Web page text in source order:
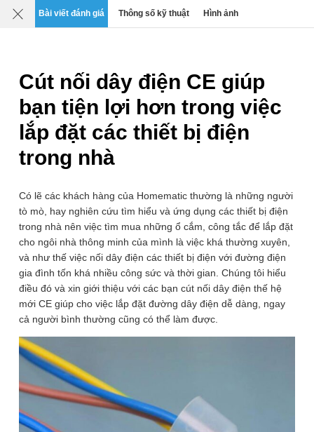
Mô tả Chi tiết Đánh giá SP liên quan
Bài viết đánh giá Thông số kỹ thuật Hình ảnh
Cút nối dây điện CE giúp
bạn tiện lợi hơn trong việc
lắp đặt các thiết bị điện
trong nhà
Có lẽ các khách hàng của Homematic thường là những người
tò mò, hay nghiên cứu tìm hiểu và ứng dụng các thiết bị điện
trong nhà nên việc tìm mua những ổ cắm, công tắc để lắp đặt
cho ngôi nhà thông minh của mình là việc khá thường xuyên,
và như thế việc nối dây điện các thiết bị điện với đường điện
gia đình tốn khá nhiều công sức và thời gian. Chúng tôi hiểu
điều đó và xin giới thiệu với các bạn cút nối dây điện thế hệ
mới CE giúp cho việc lắp đặt đường dây điện dễ dàng, ngay
cả người bình thường cũng có thể làm được.
3 phân loại có sẵn